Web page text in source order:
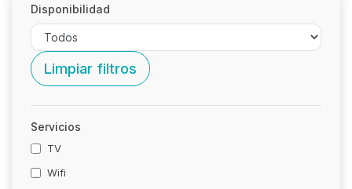
Disponibilidad
Limpiar filtros
Servicios
TV
Wifi